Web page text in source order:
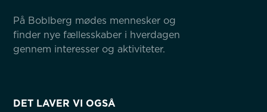
På Boblberg mødes mennesker og
finder nye fællesskaber i hverdagen
gennem interesser og aktiviteter.
DET LAVER VI OGSÅ